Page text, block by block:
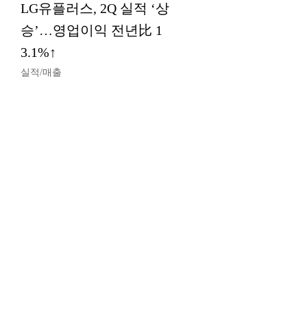
LG유플러스, 2Q 실적 ‘상
승’…영업이익 전년比 1
3.1%↑
실적/매출